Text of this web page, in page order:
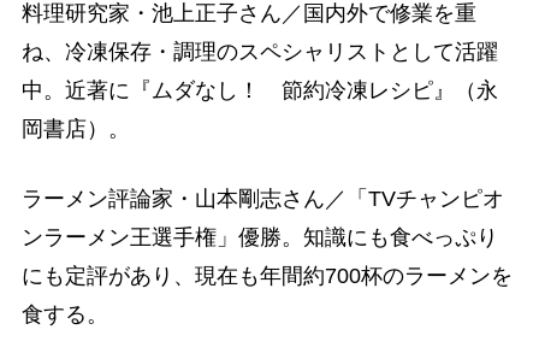
料理研究家・池上正子さん／国内外で修業を重
ね、冷凍保存・調理のスペシャリストとして活躍
中。近著に『ムダなし！ 節約冷凍レシピ』（永
岡書店）。
ラーメン評論家・山本剛志さん／「TVチャンピオ
ンラーメン王選手権」優勝。知識にも食べっぷり
にも定評があり、現在も年間約700杯のラーメンを
食する。